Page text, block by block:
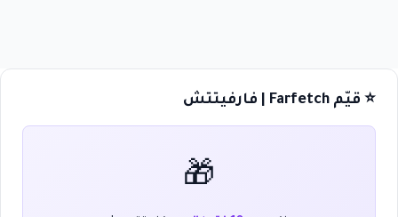
⭐ قيّم Farfetch | فارفيتتش
🎁